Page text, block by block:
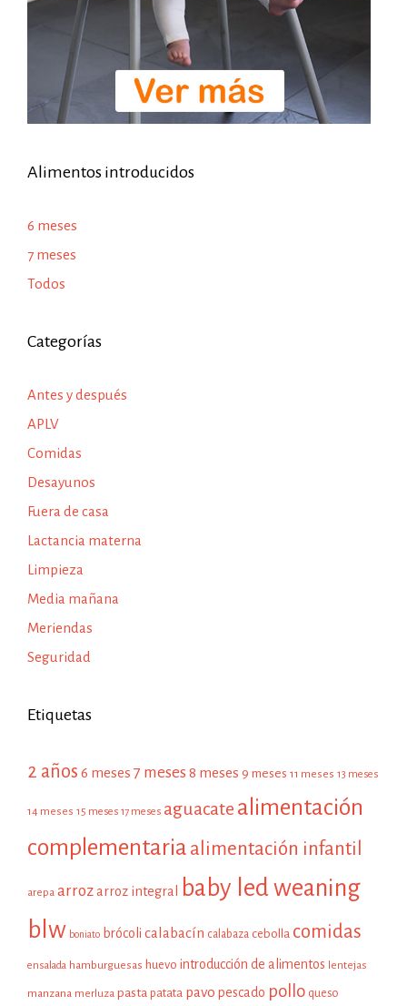
Alimentos introducidos
6 meses
7 meses
Todos
Categorías
Antes y después
APLV
Comidas
Desayunos
Fuera de casa
Lactancia materna
Limpieza
Media mañana
Meriendas
Seguridad
Etiquetas
2 años 6 meses 7 meses 8 meses 9 meses 11 meses 13 meses
14 meses 15 meses 17 meses aguacate alimentación
complementaria alimentación infantil
arepa arroz arroz integral
baby led weaning
blw boniato brócoli calabacín calabaza cebolla comidas
ensalada hamburguesas huevo introducción de alimentos lentejas
manzana merluza pasta patata pavo pescado pollo queso